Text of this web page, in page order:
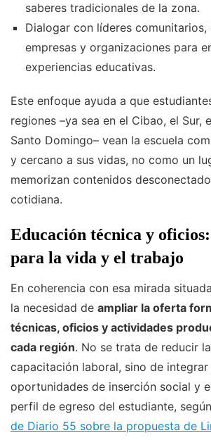
saberes tradicionales de la zona.
Dialogar con líderes comunitarios,
empresas y organizaciones para
experiencias educativas.
Este enfoque ayuda a que
regiones –ya sea en el Cibao, el Sur,
Santo Domingo– vean la escuela
y cercano a sus vidas, no como un
memorizan contenidos
cotidiana.
Educación técnica y
para la vida y el trabajo
En coherencia con esa mirada
la necesidad de ampliar la oferta
técnicas, oficios y actividades
cada región. No se trata de reducir
capacitación laboral, sino de
oportunidades de inserción social y
perfil de egreso del estudiante,
de Diario 55 sobre la propuesta de